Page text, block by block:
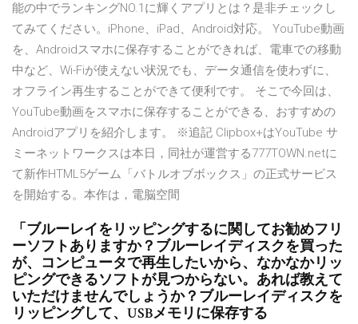
能の中でランキングNO.1に輝くアプリとは？是非チェックし
てみてください。iPhone、iPad、Android対応。 YouTube動画
を、Androidスマホに保存することができれば、電車での移動
中など、Wi-Fiが使えない状況でも、データ通信を使わずに、
オフライン再生することができて便利です。 そこで今回は、
YouTube動画をスマホに保存することができる、おすすめの
Androidアプリを紹介します。 ※追記 Clipbox+はYouTube サ
ミーネットワークスは本日，同社が運営する777TOWN.netに
て新作HTML5ゲーム「バトルオブボックス」の正式サービス
を開始する。本作は，電脳空間
「ブルーレイをリッピングするに関してお勧めフリ
ーソフトありますか？ブルーレイディスクを買った
が、コンピュータで再生したいから、なかなかリッ
ピングできるソフトが見つからない。あれば教えて
いただけませんでしょうか？ブルーレイディスクを
リッピングして、USBメモリに保存する